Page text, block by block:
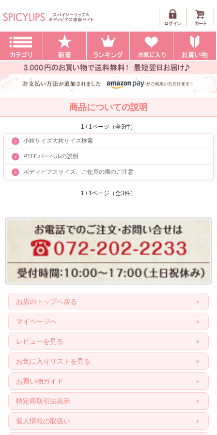
商品についての説明
1 / 1ページ（全3件）
小粒サイズ大粒サイズ検索
PTFEバーベルの説明
ボディピアスサイズ、ご使用の際のご注意
1 / 1ページ（全3件）
お店のトップへ戻る
マイページへ
レビューを見る
お気に入りリストを見る
お買い物ガイド
特定商取引法表示
個人情報の取扱い